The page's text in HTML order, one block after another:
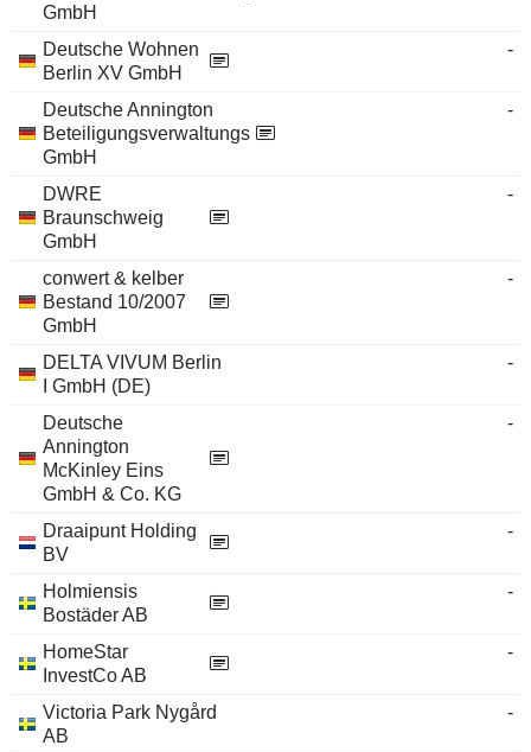
GmbH
Deutsche Wohnen
Berlin XV GmbH
-
Deutsche Annington
Beteiligungsverwaltungs
GmbH
-
DWRE
Braunschweig
GmbH
-
conwert & kelber
Bestand 10/2007
GmbH
-
DELTA VIVUM Berlin
I GmbH (DE)
-
Deutsche
Annington
McKinley Eins
GmbH & Co. KG
-
Draaipunt Holding
BV
-
Holmiensis
Bostäder AB
-
HomeStar
InvestCo AB
-
Victoria Park Nygård
AB
-